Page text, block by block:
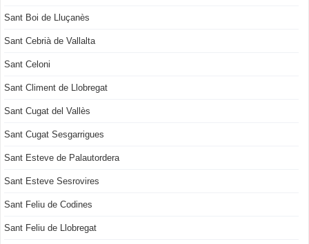
Sant Boi de Lluçanès
Sant Cebrià de Vallalta
Sant Celoni
Sant Climent de Llobregat
Sant Cugat del Vallès
Sant Cugat Sesgarrigues
Sant Esteve de Palautordera
Sant Esteve Sesrovires
Sant Feliu de Codines
Sant Feliu de Llobregat